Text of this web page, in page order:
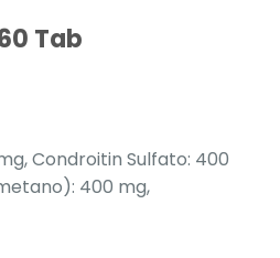
Tab
Condroitin Sulfato: 400
400 mg,